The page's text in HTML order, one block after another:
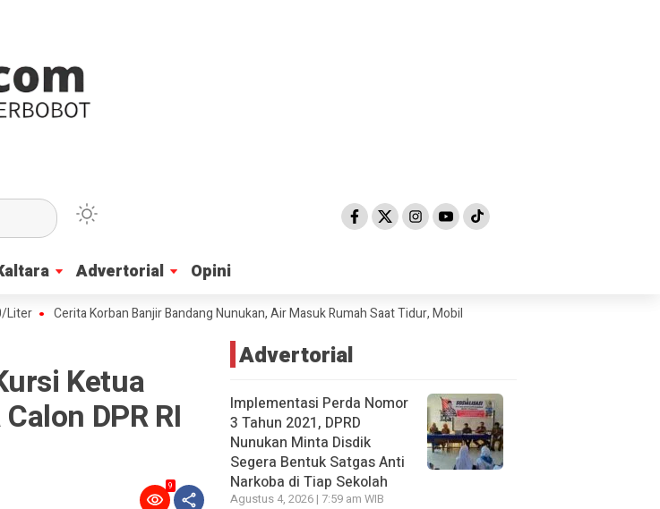
Advertorial Opini
Advertorial Opini
Cerita Korban Banjir Bandang Nunukan, Air Masuk Rumah Saat Tidur, Mobil Sampai Hanyut
Ketua
DPR RI
9
Advertorial
Implementasi Perda Nomor
3 Tahun 2021, DPRD
Nunukan Minta Disdik
Segera Bentuk Satgas Anti
Narkoba di Tiap Sekolah
Agustus 4, 2026 | 7:59 am WIB